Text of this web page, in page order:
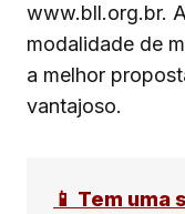
www.bll.org.br.
modalidade de
a melhor
vantajoso.
📱 Tem